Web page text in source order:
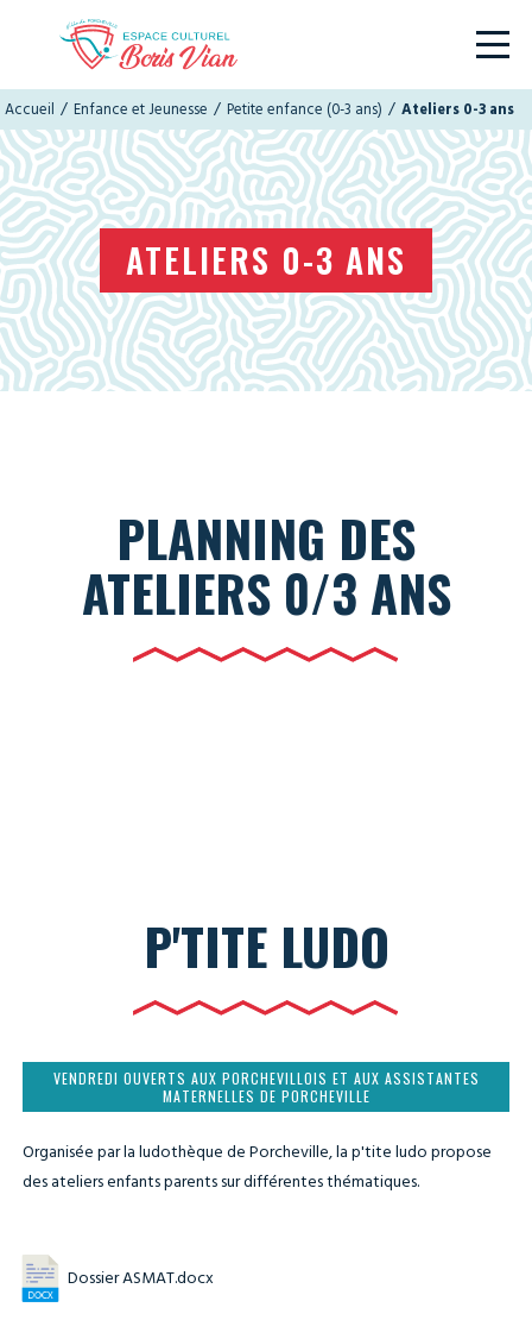
Accueil / Enfance et Jeunesse / Petite enfance (0-3 ans) / Ateliers 0-3 ans
ATELIERS 0-3 ANS
PLANNING DES
ATELIERS 0/3 ANS
P'TITE LUDO
VENDREDI OUVERTS AUX PORCHEVILLOIS ET AUX ASSISTANTES
MATERNELLES DE PORCHEVILLE
Organisée par la ludothèque de Porcheville, la p'tite ludo propose
des ateliers enfants parents sur différentes thématiques.
Dossier ASMAT.docx